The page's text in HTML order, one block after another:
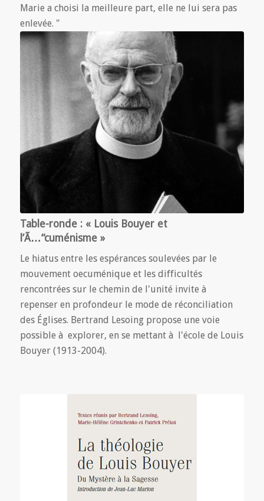
Marie a choisi la meilleure part, elle ne lui sera pas
enlevée. "
Table-ronde : « Louis Bouyer et
l’Ã…“cuménisme »
Le hiatus entre les espérances soulevées par le
mouvement oecuménique et les difficultés
rencontrées sur le chemin de l'unité invite à
repenser en profondeur le mode de réconciliation
des Églises. Bertrand Lesoing propose une voie
possible à explorer, en se mettant à l'école de Louis
Bouyer (1913-2004).